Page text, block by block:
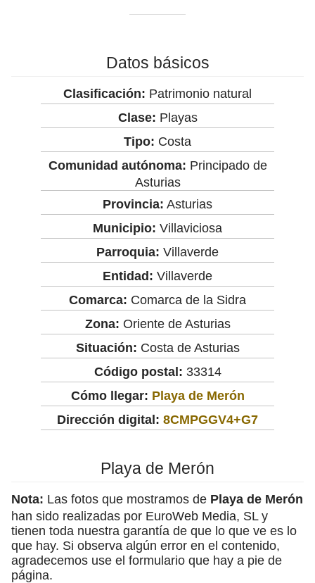
Datos básicos
Clasificación: Patrimonio natural
Clase: Playas
Tipo: Costa
Comunidad autónoma: Principado de
Asturias
Provincia: Asturias
Municipio: Villaviciosa
Parroquia: Villaverde
Entidad: Villaverde
Comarca: Comarca de la Sidra
Zona: Oriente de Asturias
Situación: Costa de Asturias
Código postal: 33314
Cómo llegar: Playa de Merón
Dirección digital: 8CMPGGV4+G7
Playa de Merón
Nota: Las fotos que mostramos de Playa de Merón
han sido realizadas por EuroWeb Media, SL y
tienen toda nuestra garantía de que lo que ve es lo
que hay. Si observa algún error en el contenido,
agradecemos use el formulario que hay a pie de
página.